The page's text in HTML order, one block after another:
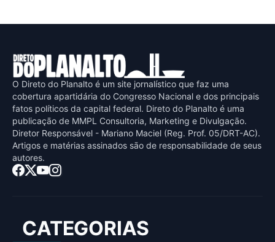
O Direto do Planalto é um site jornalístico que faz uma
cobertura apartidária do Congresso Nacional e dos principais
fatos políticos da capital federal. Direto do Planalto é uma
publicaçāo de MMPL Consultoria, Marketing e Divulgaçāo.
Diretor Responsável - Mariano Maciel (Reg. Prof. 05/DRT-AC).
Artigos e matérias assinados sāo de responsabilidade de seus
autores.
CATEGORIAS